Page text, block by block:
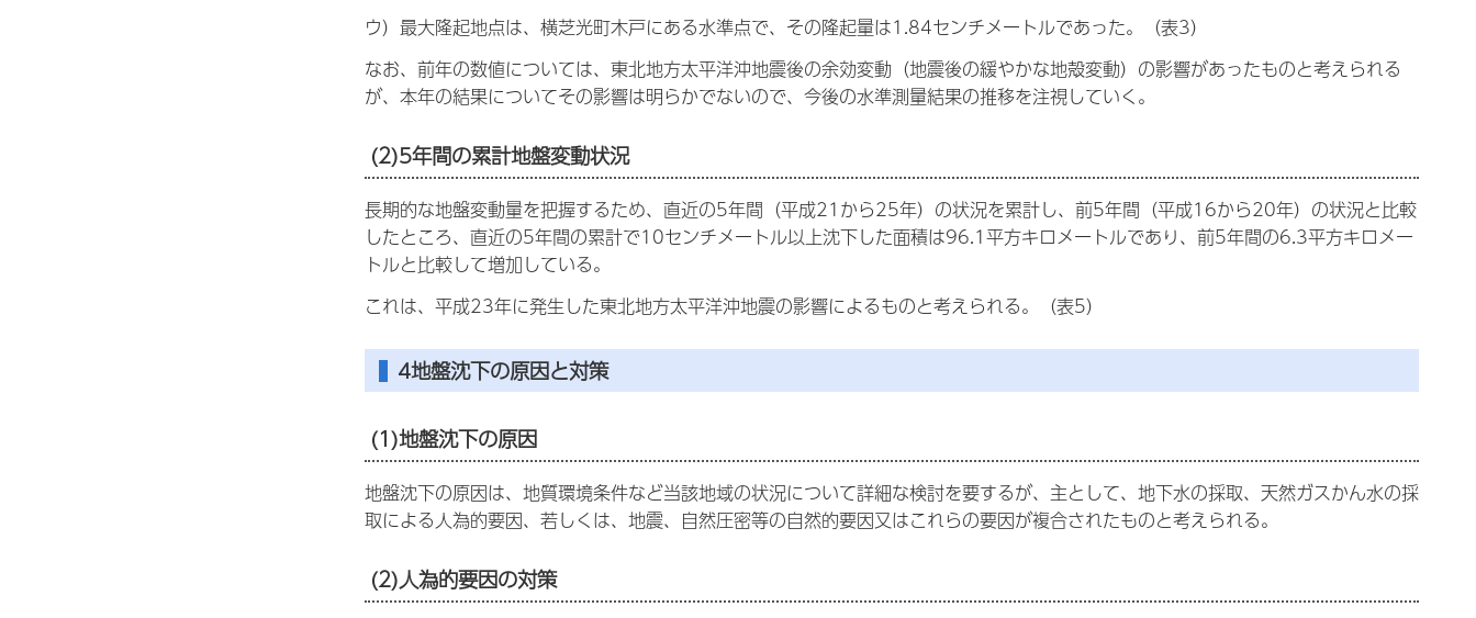
ウ）最大隆起地点は、横芝光町木戸にある水準点で、その隆起量は1.84センチメートルであった。（表3）
なお、前年の数値については、東北地方太平洋沖地震後の余効変動（地震後の緩やかな地殻変動）の影響があったものと考えられる
が、本年の結果についてその影響は明らかでないので、今後の水準測量結果の推移を注視していく。
(2)5年間の累計地盤変動状況
長期的な地盤変動量を把握するため、直近の5年間（平成21から25年）の状況を累計し、前5年間（平成16から20年）の状況と比較
したところ、直近の5年間の累計で10センチメートル以上沈下した面積は96.1平方キロメートルであり、前5年間の6.3平方キロメー
トルと比較して増加している。
これは、平成23年に発生した東北地方太平洋沖地震の影響によるものと考えられる。（表5）
4地盤沈下の原因と対策
(1)地盤沈下の原因
地盤沈下の原因は、地質環境条件など当該地域の状況について詳細な検討を要するが、主として、地下水の採取、天然ガスかん水の採
取による人為的要因、若しくは、地震、自然圧密等の自然的要因又はこれらの要因が複合されたものと考えられる。
(2)人為的要因の対策